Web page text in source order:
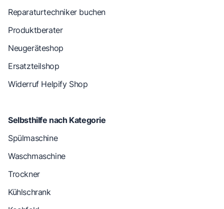
Reparaturtechniker buchen
Produktberater
Neugeräteshop
Ersatzteilshop
Widerruf Helpify Shop
Selbsthilfe nach Kategorie
Spülmaschine
Waschmaschine
Trockner
Kühlschrank